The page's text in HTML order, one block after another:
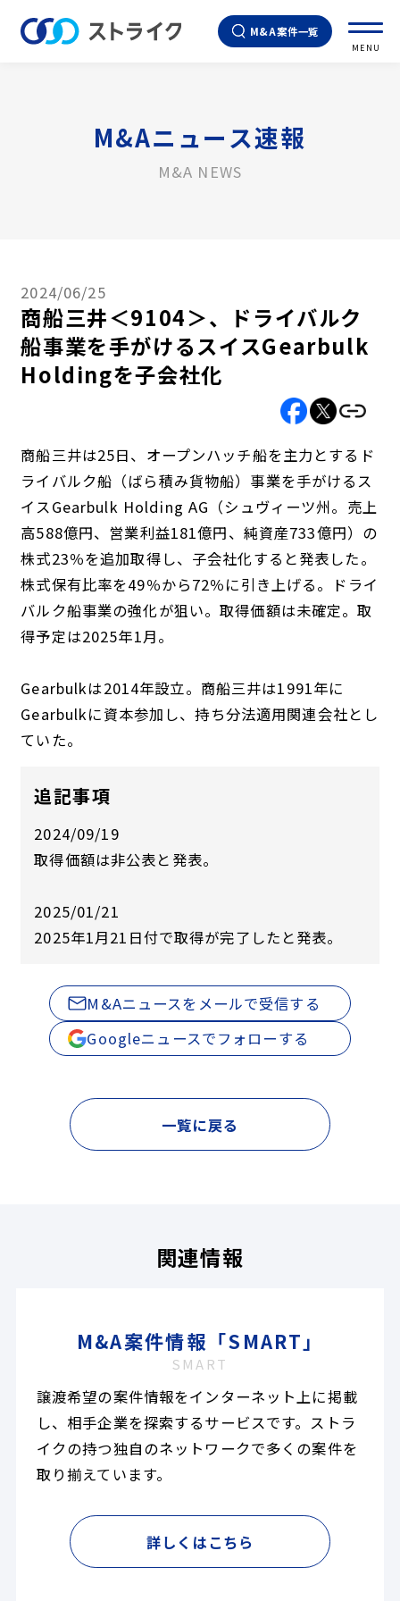
M&A案件一覧
MENU
M&Aニュース速報
M&A NEWS
2024/06/25
商船三井＜9104＞、ドライバルク
船事業を手がけるスイスGearbulk
Holdingを子会社化
商船三井は25日、オープンハッチ船を主力とするド
ライバルク船（ばら積み貨物船）事業を手がけるス
イスGearbulk Holding AG（シュヴィーツ州。売上
高588億円、営業利益181億円、純資産733億円）の
株式23％を追加取得し、子会社化すると発表した。
株式保有比率を49％から72％に引き上げる。ドライ
バルク船事業の強化が狙い。取得価額は未確定。取
得予定は2025年1月。
Gearbulkは2014年設立。商船三井は1991年に
Gearbulkに資本参加し、持ち分法適用関連会社とし
ていた。
追記事項
2024/09/19
取得価額は非公表と発表。
2025/01/21
2025年1月21日付で取得が完了したと発表。
M&Aニュースをメールで受信する
Googleニュースでフォローする
一覧に戻る
関連情報
M&A案件情報「SMART」
SMART
譲渡希望の案件情報をインターネット上に掲載
し、相手企業を探索するサービスです。ストラ
イクの持つ独自のネットワークで多くの案件を
取り揃えています。
詳しくはこちら